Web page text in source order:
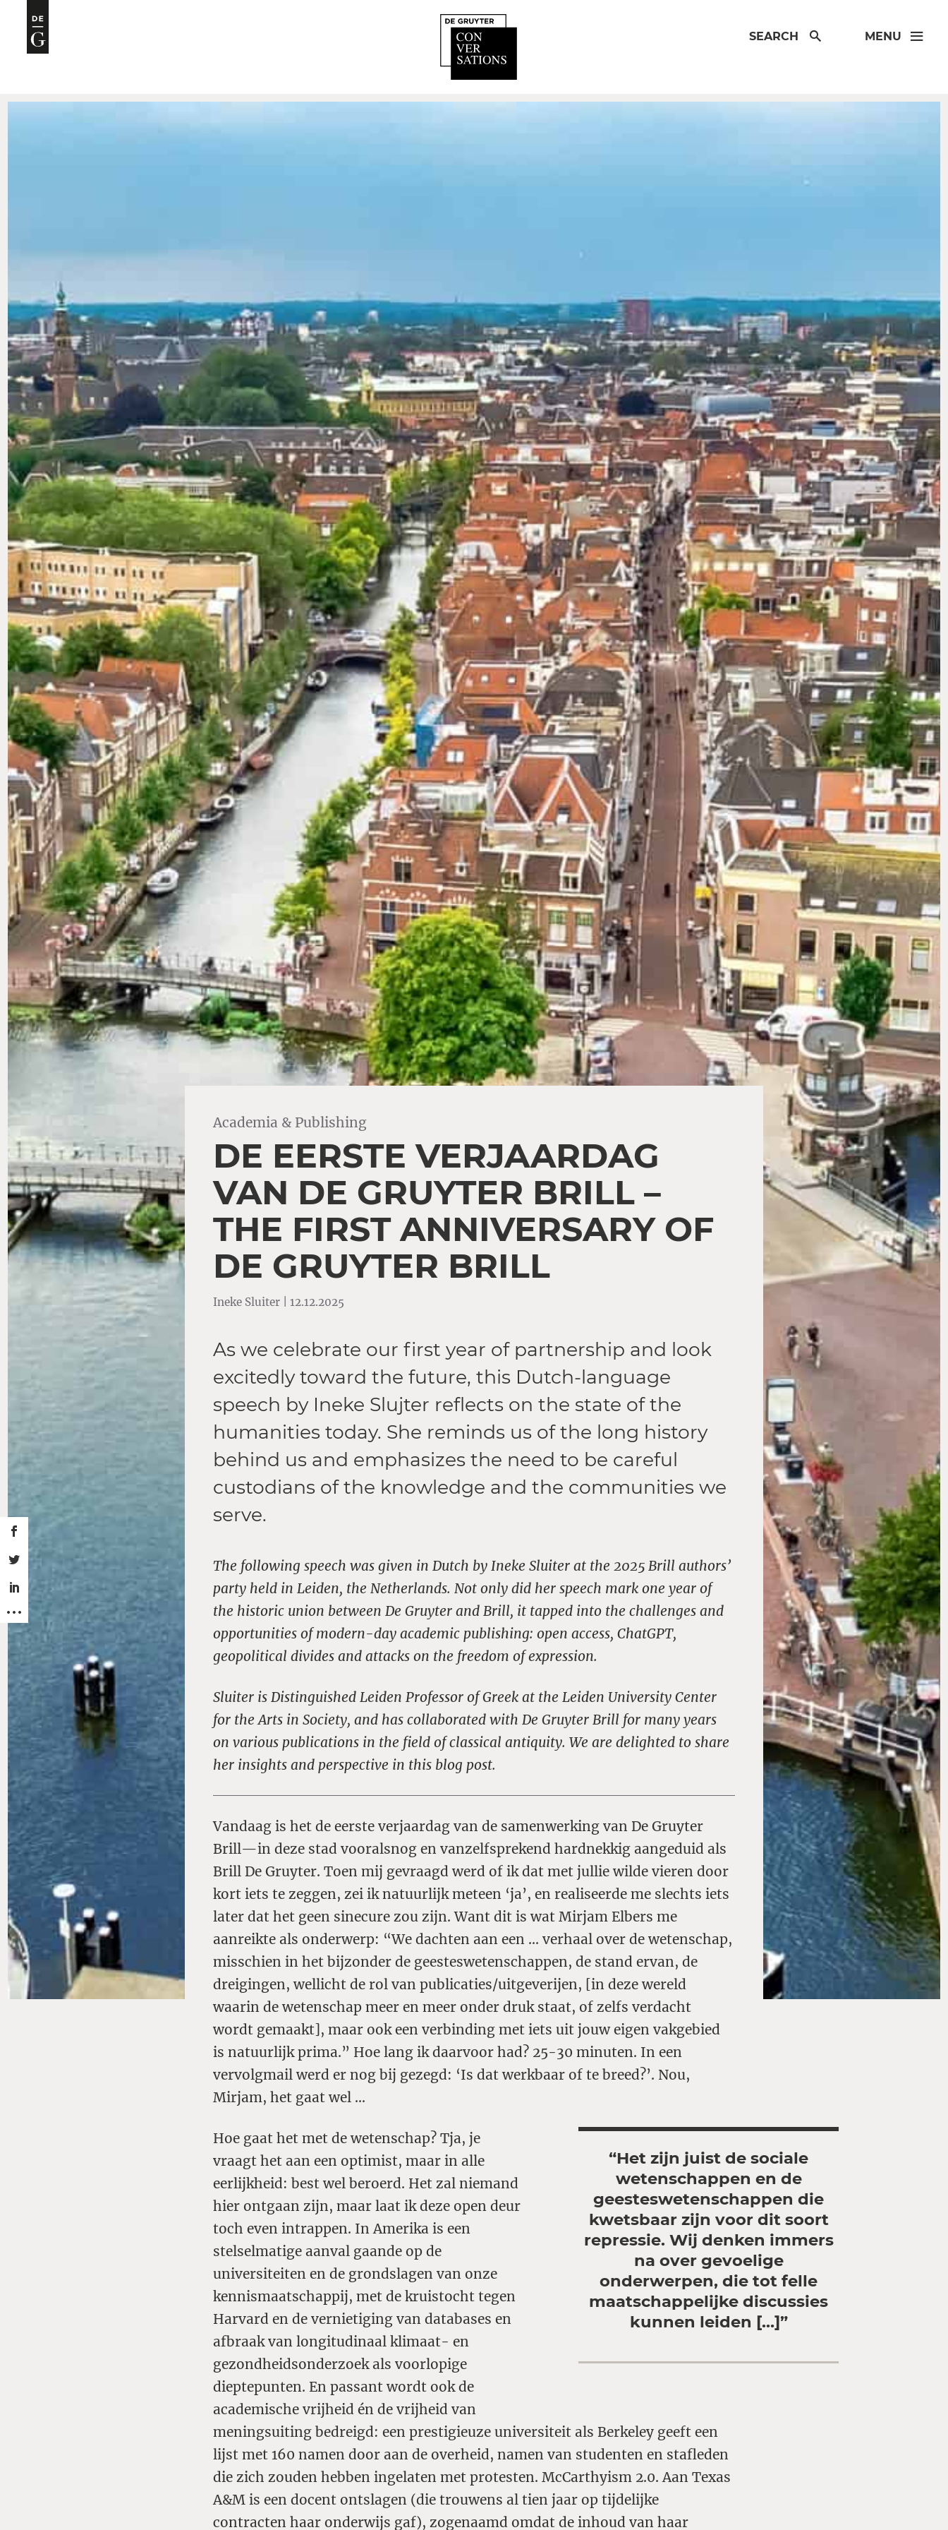
SEARCH MENU
Academia & Publishing
DE EERSTE VERJAARDAG
VAN DE GRUYTER BRILL –
THE FIRST ANNIVERSARY OF
DE GRUYTER BRILL
Ineke Sluiter | 12.12.2025
As we celebrate our first year of partnership and look
excitedly toward the future, this Dutch-language
speech by Ineke Slujter reflects on the state of the
humanities today. She reminds us of the long history
behind us and emphasizes the need to be careful
custodians of the knowledge and the communities we
serve.
The following speech was given in Dutch by Ineke Sluiter at the 2025 Brill authors’
party held in Leiden, the Netherlands. Not only did her speech mark one year of
the historic union between De Gruyter and Brill, it tapped into the challenges and
opportunities of modern-day academic publishing: open access, ChatGPT,
geopolitical divides and attacks on the freedom of expression.
Sluiter is Distinguished Leiden Professor of Greek at the Leiden University Center
for the Arts in Society, and has collaborated with De Gruyter Brill for many years
on various publications in the field of classical antiquity. We are delighted to share
her insights and perspective in this blog post.
Vandaag is het de eerste verjaardag van de samenwerking van De Gruyter
Brill—in deze stad vooralsnog en vanzelfsprekend hardnekkig aangeduid als
Brill De Gruyter. Toen mij gevraagd werd of ik dat met jullie wilde vieren door
kort iets te zeggen, zei ik natuurlijk meteen ‘ja’, en realiseerde me slechts iets
later dat het geen sinecure zou zijn. Want dit is wat Mirjam Elbers me
aanreikte als onderwerp: “We dachten aan een … verhaal over de wetenschap,
misschien in het bijzonder de geesteswetenschappen, de stand ervan, de
dreigingen, wellicht de rol van publicaties/uitgeverijen, [in deze wereld
waarin de wetenschap meer en meer onder druk staat, of zelfs verdacht
wordt gemaakt], maar ook een verbinding met iets uit jouw eigen vakgebied
is natuurlijk prima.” Hoe lang ik daarvoor had? 25-30 minuten. In een
vervolgmail werd er nog bij gezegd: ‘Is dat werkbaar of te breed?’. Nou,
Mirjam, het gaat wel …
“Het zijn juist de sociale
wetenschappen en de
geesteswetenschappen die
kwetsbaar zijn voor dit soort
repressie. Wij denken immers
na over gevoelige
onderwerpen, die tot felle
maatschappelijke discussies
kunnen leiden […]”
Hoe gaat het met de wetenschap? Tja, je
vraagt het aan een optimist, maar in alle
eerlijkheid: best wel beroerd. Het zal niemand
hier ontgaan zijn, maar laat ik deze open deur
toch even intrappen. In Amerika is een
stelselmatige aanval gaande op de
universiteiten en de grondslagen van onze
kennismaatschappij, met de kruistocht tegen
Harvard en de vernietiging van databases en
afbraak van longitudinaal klimaat- en
gezondheidsonderzoek als voorlopige
dieptepunten. En passant wordt ook de
academische vrijheid én de vrijheid van
meningsuiting bedreigd: een prestigieuze universiteit als Berkeley geeft een
lijst met 160 namen door aan de overheid, namen van studenten en stafleden
die zich zouden hebben ingelaten met protesten. McCarthyism 2.0. Aan Texas
A&M is een docent ontslagen (die trouwens al tien jaar op tijdelijke
contracten haar onderwijs gaf), zogenaamd omdat de inhoud van haar